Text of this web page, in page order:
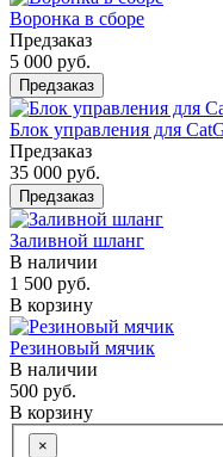
Воронка в сборе
Предзаказ
5 000 руб.
Предзаказ
Блок управления для
Предзаказ
35 000 руб.
Предзаказ
Заливной шланг
В наличии
1 500 руб.
В корзину
Резиновый мячик
В наличии
500 руб.
В корзину
×